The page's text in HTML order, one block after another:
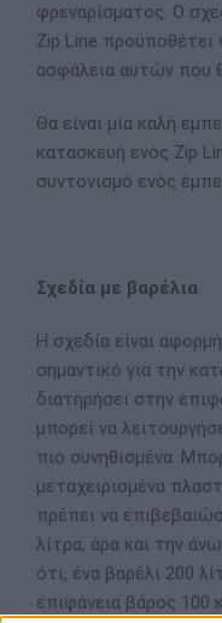
φρεναρίσματος. Ο
Zip Line προϋποθέτει
ασφάλεια αυτών που
Θα είναι μία καλή
κατασκευή ενός Zip
συντονισμό ενός
Σχεδία με βαρέλια
Η σχεδία είναι
σημαντικό για την
διατηρήσει στην
μπορεί να
πιο συνηθισμένα.
μεταχειρισμένα
πρέπει να
λίτρα, άρα και την
ότι, ένα βαρέλι 200
επιφάνεια βάρος 100